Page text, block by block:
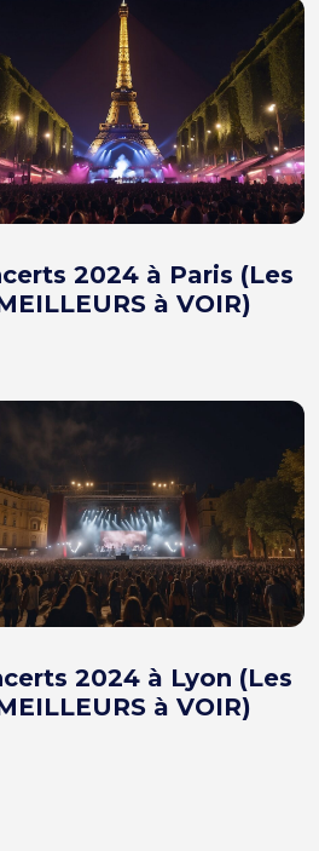
2024 à Paris (Les
à VOIR)
2024 à Lyon (Les
à VOIR)